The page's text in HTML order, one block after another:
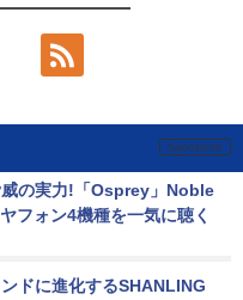
の実力!「Osprey」Noble
フォン4機種を一気に聴く
ドに進化するSHANLING